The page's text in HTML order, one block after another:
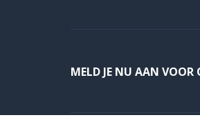
MELD JE NU AAN VOOR